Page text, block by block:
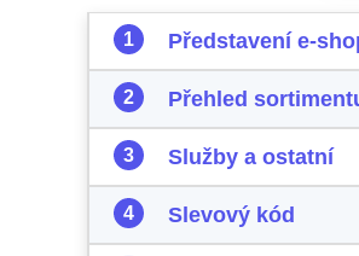
Představení e-
Přehled
Služby a ostatní
Slevový kód